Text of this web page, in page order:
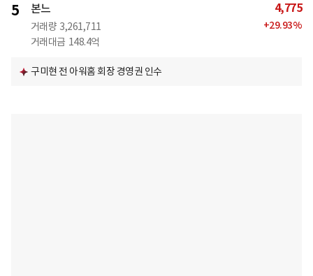
5 본느
거래량 3,261,711
거래대금 148.4억
4,775
+29.93%
구미현 전 아워홈 회장 경영권 인수